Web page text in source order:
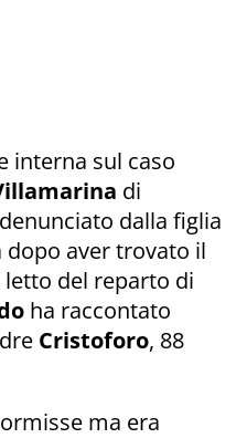
interna sul caso
di
dalla figlia
aver trovato il
letto del reparto di
ha raccontato
Cristoforo, 88
ma era